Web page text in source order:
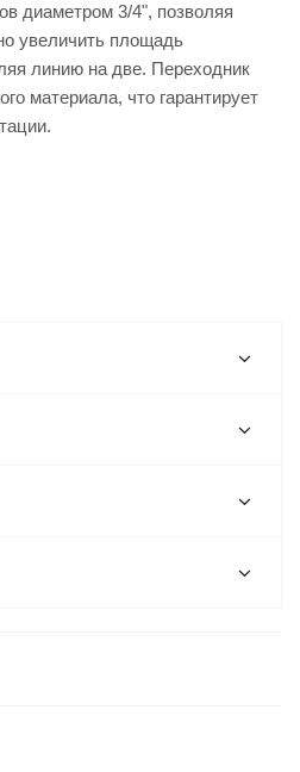
диаметром 3/4", позволяя
увеличить площадь
линию на две. Переходник
материала, что гарантирует